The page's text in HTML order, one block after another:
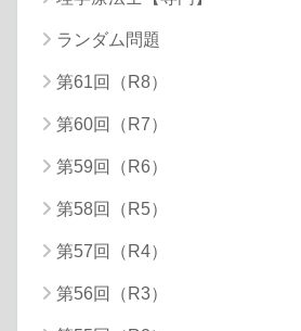
ランダム問題
第61回（R8）
第60回（R7）
第59回（R6）
第58回（R5）
第57回（R4）
第56回（R3）